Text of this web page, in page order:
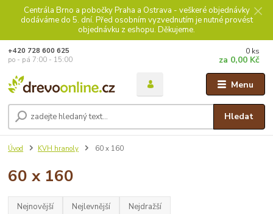
Centrála Brno a pobočky Praha a Ostrava - veškeré objednávky
dodáváme do 5. dní. Před osobním vyzvednutím je nutné provést
objednávku z eshopu. Děkujeme.
Menu
Hledat
+420 728 600 625
po - pá 7:00 - 15:00
0 ks
za 0,00 Kč
Úvod KVH hranoly 60 x 160
60 x 160
Nejnovější Nejlevnější Nejdražší